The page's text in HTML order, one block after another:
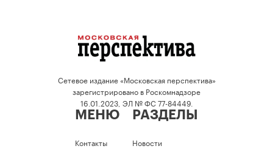
Сетевое издание «Московская перспектива»
зарегистрировано в Роскомнадзоре
16.01.2023, ЭЛ № ФС 77-84449.
МЕНЮ
Контакты
РАЗДЕЛЫ
Новости